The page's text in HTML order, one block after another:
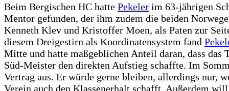
Beim Bergischen HC hatte Pekeler im 63-jährigen
Mentor gefunden, der ihm zudem die beiden
Kenneth Klev und Kristoffer Moen, als Paten zur
diesem Dreigestirn als Koordinatensystem fand
Mitte und hatte maßgeblichen Anteil daran, dass das
Süd-Meister den direkten Aufstieg schaffte. Im
Vertrag aus. Er würde gerne bleiben, allerdings nur,
Verein auch den Klassenerhalt schafft. Außerdem